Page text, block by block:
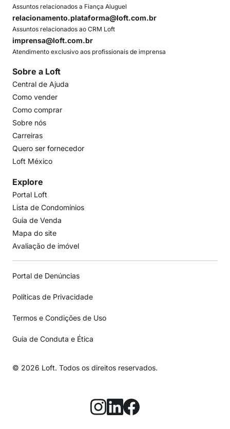
Assuntos relacionados a Fiança Aluguel
relacionamento.plataforma@loft.com.br
Assuntos relacionados ao CRM Loft
imprensa@loft.com.br
Atendimento exclusivo aos profissionais de imprensa
Sobre a Loft
Central de Ajuda
Como vender
Como comprar
Sobre nós
Carreiras
Quero ser fornecedor
Loft México
Explore
Portal Loft
Lista de Condomínios
Guia de Venda
Mapa do site
Avaliação de imóvel
Portal de Denúncias
Políticas de Privacidade
Termos e Condições de Uso
Guia de Conduta e Ética
© 2026 Loft. Todos os direitos reservados.